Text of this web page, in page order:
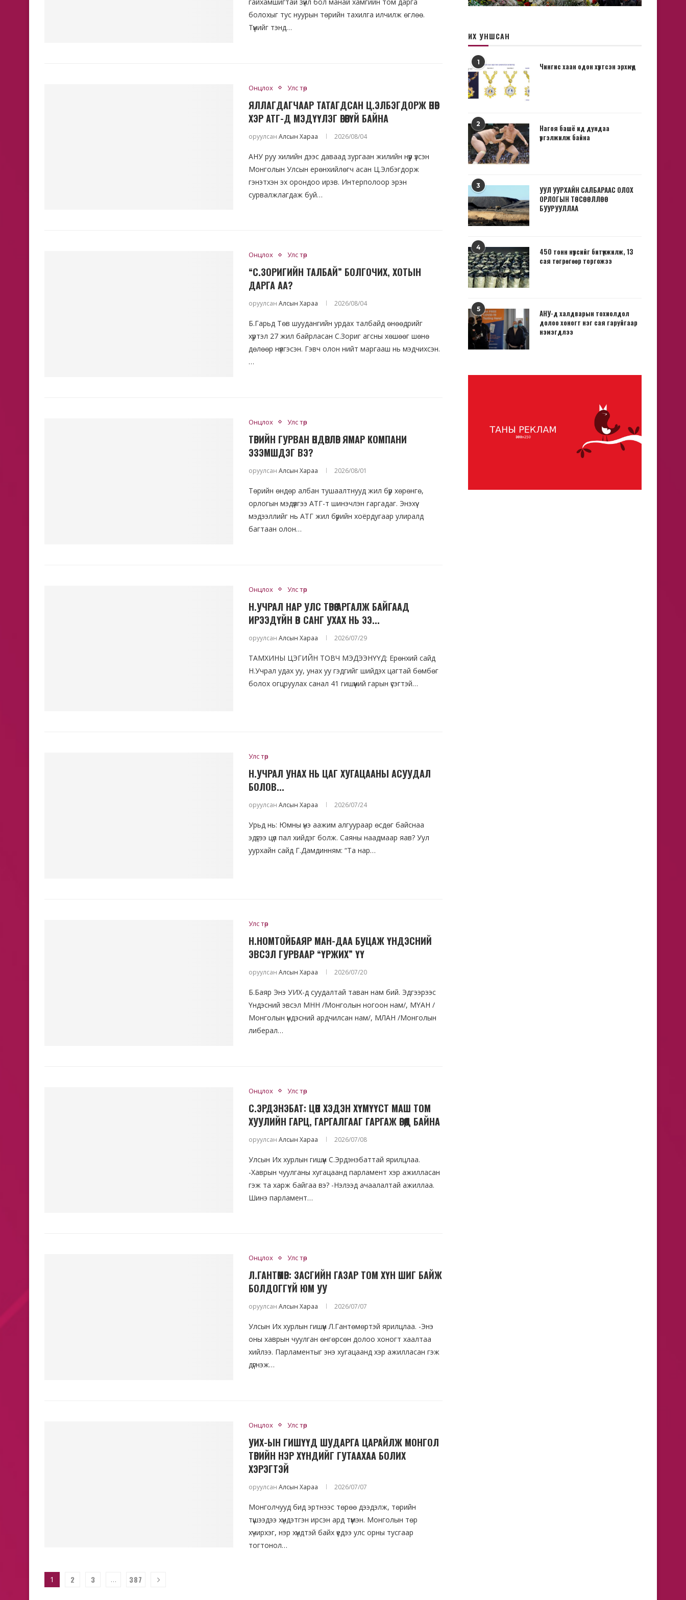
болохыг тус нуурын төрийн тахилга илчилж өглөө.
Түүнийг тэнд…
Онцлох Улс төр
ЯЛЛАГДАГЧААР ТАТАГДСАН Ц.ЭЛБЭГДОРЖ ӨНӨӨГ
ХЭР АТГ-Д МЭДҮҮЛЭГ ӨГӨӨГҮЙ БАЙНА
оруулсан Алсын Хараа 2026/08/04
АНУ руу хилийн дээс даваад зургаан жилийн нүүр үзсэн
Монголын Улсын ерөнхийлөгч асан Ц.Элбэгдорж
гэнэтхэн эх орондоо ирэв. Интерполоор эрэн
сурвалжлагдаж буй…
Онцлох Улс төр
“С.ЗОРИГИЙН ТАЛБАЙ” БОЛГОЧИХ, ХОТЫН
ДАРГА АА?
оруулсан Алсын Хараа 2026/08/04
Б.Гарьд Төв шуудангийн урдах талбайд өнөөдрийг
хүртэл 27 жил байрласан С.Зориг агсны хөшөөг шөнө
дөлөөр нүүлгэсэн. Гэвч олон нийт маргааш нь мэдчихсэн.
…
Онцлох Улс төр
ТӨРИЙН ГУРВАН ӨНДӨРЛӨГ ЯМАР КОМПАНИ
ЭЗЭМШДЭГ ВЭ?
оруулсан Алсын Хараа 2026/08/01
Төрийн өндөр албан тушаалтнууд жил бүр хөрөнгө,
орлогын мэдүүлгээ АТГ-т шинэчлэн гаргадаг. Энэхүү
мэдээллийг нь АТГ жил бүрийн хоёрдугаар улиралд
багтаан олон…
Онцлох Улс төр
Н.УЧРАЛ НАР УЛС ТӨРӨӨ АРГАЛЖ БАЙГААД
ИРЭЭДҮЙН ӨВ САНГ УХАХ НЬ ЭЭ...
оруулсан Алсын Хараа 2026/07/29
ТАМХИНЫ ЦЭГИЙН ТОВЧ МЭДЭЭНҮҮД: Ерөнхий сайд
Н.Учрал удах уу, унах уу гэдгийг шийдэх цагтай бөмбөг
болох огцруулах санал 41 гишүүний гарын үсэгтэй…
Улс төр
Н.УЧРАЛ УНАХ НЬ ЦАГ ХУГАЦААНЫ АСУУДАЛ
БОЛОВ...
оруулсан Алсын Хараа 2026/07/24
Урьд нь: Юмны үнэ аажим алгуураар өсдөг байснаа
эдүгээ цүл пал хийдэг болж. Саяны наадмаар яав? Уул
уурхайн сайд Г.Дамдинням: “Та нар…
Улс төр
Н.НОМТОЙБАЯР МАН-ДАА БУЦАЖ ҮНДЭСНИЙ
ЭВСЭЛ ГУРВААР “ҮРЖИХ” ҮҮ
оруулсан Алсын Хараа 2026/07/20
Б.Баяр Энэ УИХ-д суудалтай таван нам бий. Эдгээрээс
Үндэсний эвсэл МНН /Монголын ногоон нам/, МҮАН /
Монголын үндэсний ардчилсан нам/, МЛАН /Монголын
либерал…
Онцлох Улс төр
С.ЭРДЭНЭБАТ: ЦӨӨН ХЭДЭН ХҮМҮҮСТ МАШ ТОМ
ХУУЛИЙН ГАРЦ, ГАРГАЛГААГ ГАРГАЖ ӨГӨӨД БАЙНА
оруулсан Алсын Хараа 2026/07/08
Улсын Их хурлын гишүүн С.Эрдэнэбаттай ярилцлаа.
-Хаврын чуулганы хугацаанд парламент хэр ажилласан
гэж та харж байгаа вэ? -Нэлээд ачаалалтай ажиллаа.
Шинэ парламент…
Онцлох Улс төр
Л.ГАНТӨМӨР: ЗАСГИЙН ГАЗАР ТОМ ХҮН ШИГ БАЙЖ
БОЛДОГГҮЙ ЮМ УУ
оруулсан Алсын Хараа 2026/07/07
Улсын Их хурлын гишүүн Л.Гантөмөртэй ярилцлаа. -Энэ
оны хаврын чуулган өнгөрсөн долоо хоногт хаалтаа
хийлээ. Парламентыг энэ хугацаанд хэр ажилласан гэж
дүгнэж…
Онцлох Улс төр
УИХ-ЫН ГИШҮҮД ШУДАРГА ЦАРАЙЛЖ МОНГОЛ
ТӨРИЙН НЭР ХҮНДИЙГ ГУТААХАА БОЛИХ
ХЭРЭГТЭЙ
оруулсан Алсын Хараа 2026/07/07
Монголчууд бид эртнээс төрөө дээдэлж, төрийн
түшээдээ хүндэтгэн ирсэн ард түмэн. Монголын төр
хүчирхэг, нэр хүндтэй байх үедээ улс орны тусгаар
тогтонол…
1 2 3 … 387
ИХ УНШСАН
1 Чингис хаан одон хүртсэн эрхмүүд
2
Нагоя башё ид дундаа
үргэлжилж байна
3
УУЛ УУРХАЙН САЛБАРААС ОЛОХ
ОРЛОГЫН ТӨСӨӨЛЛӨӨ
БУУРУУЛЛАА
4
450 тонн нүүрсийг битүүмжилж, 13
сая төгрөгөөр торгожээ
5
АНУ-д халдварын тохиолдол
долоо хоногт нэг сая гаруйгаар
нэмэгдлээ